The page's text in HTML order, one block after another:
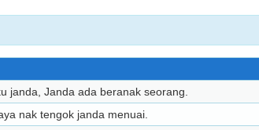
janda, Janda ada beranak seorang.
nak tengok janda menuai.